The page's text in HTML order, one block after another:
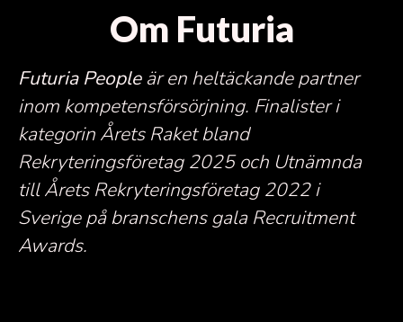
Om Futuria
Futuria People är en heltäckande partner
inom kompetensförsörjning. Finalister i
kategorin Årets Raket bland
Rekryteringsföretag 2025 och Utnämnda
till Årets Rekryteringsföretag 2022 i
Sverige på branschens gala Recruitment
Awards.